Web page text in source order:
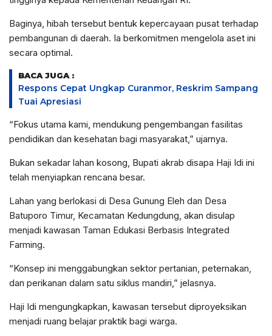
Baginya, hibah tersebut bentuk kepercayaan pusat terhadap
pembangunan di daerah. Ia berkomitmen mengelola aset ini
secara optimal.
BACA JUGA :
Respons Cepat Ungkap Curanmor, Reskrim Sampang
Tuai Apresiasi
“Fokus utama kami, mendukung pengembangan fasilitas
pendidikan dan kesehatan bagi masyarakat,” ujarnya.
Bukan sekadar lahan kosong, Bupati akrab disapa Haji Idi ini
telah menyiapkan rencana besar.
Lahan yang berlokasi di Desa Gunung Eleh dan Desa
Batuporo Timur, Kecamatan Kedungdung, akan disulap
menjadi kawasan Taman Edukasi Berbasis Integrated
Farming.
“Konsep ini menggabungkan sektor pertanian, peternakan,
dan perikanan dalam satu siklus mandiri,” jelasnya.
Haji Idi mengungkapkan, kawasan tersebut diproyeksikan
menjadi ruang belajar praktik bagi warga.